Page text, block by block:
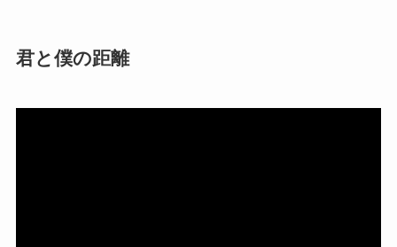
君と僕の距離